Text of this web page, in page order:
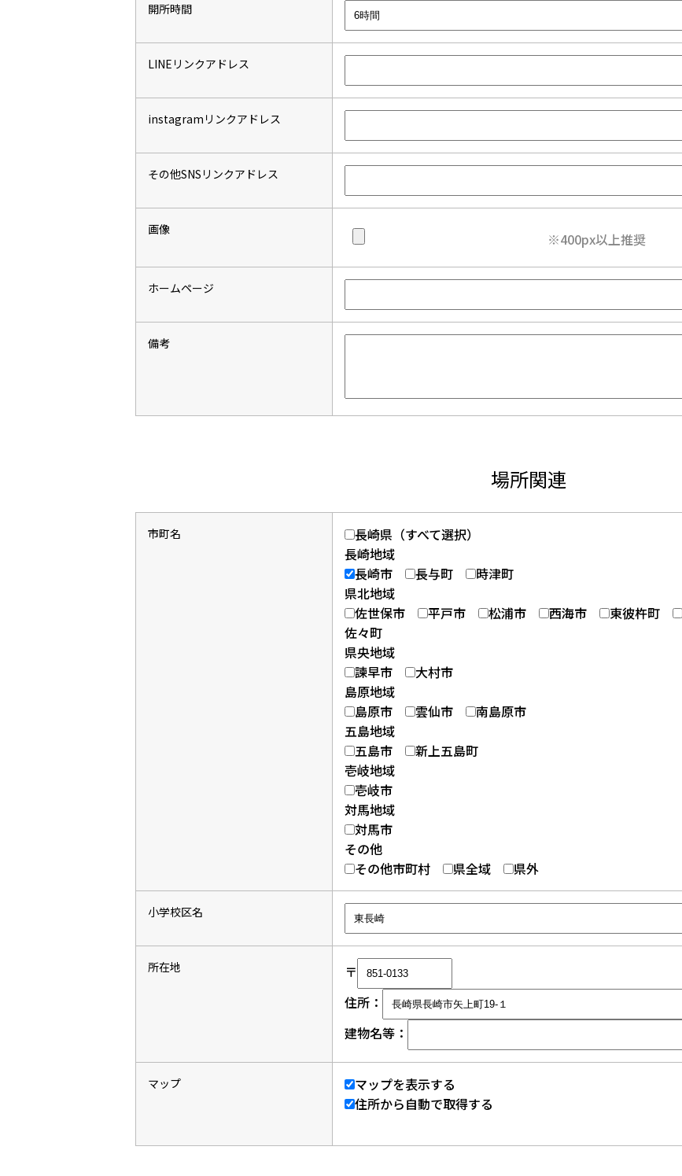
開所時間
LINEリンクアドレス
instagramリンクアドレス
その他SNSリンクアドレス
画像
※400px以上推奨
ホームページ
備考
場所関連
市町名
長崎県（すべて選択）
長崎地域
長崎市
長与町
時津町
県北地域
佐世保市
平戸市 松浦市 西海市 東彼杵町
佐々町
県央地域
諫早市
大村市
島原地域
島原市
雲仙市
南島原市
五島地域
五島市
新上五島町
壱岐地域
壱岐市
対馬地域
対馬市
その他
その他市町村
県全域 県外
小学校区名
所在地
〒
住所：
建物名等：
マップ
マップを表示する
住所から自動で取得する